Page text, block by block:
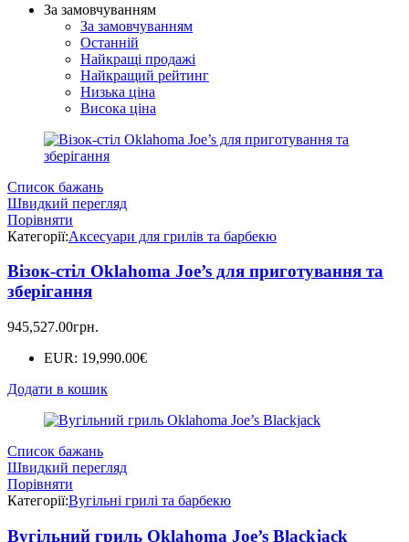
За замовчуванням
За замовчуванням
Останній
Найкращі продажі
Найкращий рейтинг
Низька ціна
Висока ціна
Список бажань
Швидкий перегляд
Порівняти
Категорії:Аксесуари для грилів та барбекю
Візок-стіл Oklahoma Joe’s для приготування та
зберігання
945,527.00грн.
EUR: 19,990.00€
Додати в кошик
Список бажань
Швидкий перегляд
Порівняти
Категорії:Вугільні грилі та барбекю
Вугільний гриль Oklahoma Joe’s Blackjack